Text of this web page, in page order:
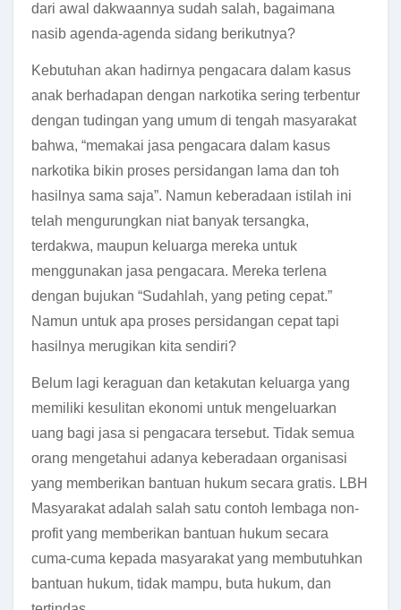
dari awal dakwaannya sudah salah, bagaimana
nasib agenda-agenda sidang berikutnya?
Kebutuhan akan hadirnya pengacara dalam kasus
anak berhadapan dengan narkotika sering terbentur
dengan tudingan yang umum di tengah masyarakat
bahwa, “memakai jasa pengacara dalam kasus
narkotika bikin proses persidangan lama dan toh
hasilnya sama saja”. Namun keberadaan istilah ini
telah mengurungkan niat banyak tersangka,
terdakwa, maupun keluarga mereka untuk
menggunakan jasa pengacara. Mereka terlena
dengan bujukan “Sudahlah, yang peting cepat.”
Namun untuk apa proses persidangan cepat tapi
hasilnya merugikan kita sendiri?
Belum lagi keraguan dan ketakutan keluarga yang
memiliki kesulitan ekonomi untuk mengeluarkan
uang bagi jasa si pengacara tersebut. Tidak semua
orang mengetahui adanya keberadaan organisasi
yang memberikan bantuan hukum secara gratis. LBH
Masyarakat adalah salah satu contoh lembaga non-
profit yang memberikan bantuan hukum secara
cuma-cuma kepada masyarakat yang membutuhkan
bantuan hukum, tidak mampu, buta hukum, dan